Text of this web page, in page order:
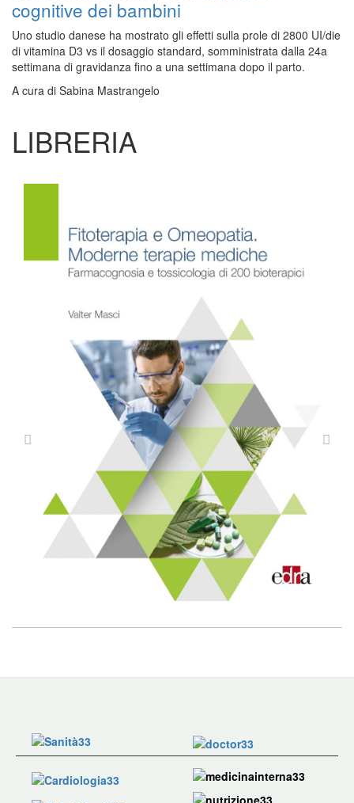
cognitive dei bambini
Uno studio danese ha mostrato gli effetti sulla prole di 2800 UI/die
di vitamina D3 vs il dosaggio standard, somministrata dalla 24a
settimana di gravidanza fino a una settimana dopo il parto.
A cura di Sabina Mastrangelo
LIBRERIA